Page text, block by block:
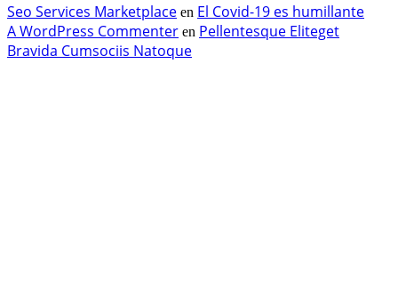
Seo Services Marketplace en El Covid-19 es humillante
A WordPress Commenter en Pellentesque Eliteget
Bravida Cumsociis Natoque